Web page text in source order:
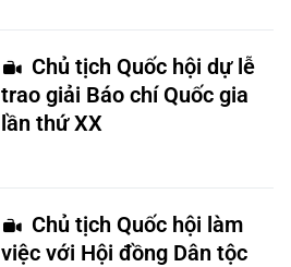
Chủ tịch Quốc hội dự lễ
trao giải Báo chí Quốc gia
lần thứ XX
Chủ tịch Quốc hội làm
việc với Hội đồng Dân tộc